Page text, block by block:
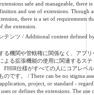
safe and manageable, there
and use of extensions. Though
there is a set of requirements
the extension.
テンツ / Additional content defined
る機関や管轄権に関係なく、アプリ
よる拡張機能の使用に関連するステ
FHIR仕様がすべての人にコアレベ
です。 / There can be no stigma
project, or standard -
or defines the extensions. The use